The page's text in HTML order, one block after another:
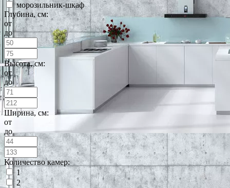
морозильник-шкаф
Глубина, см:
от
до
Высота, см:
от
до
Ширина, см:
от
до
Количество камер:
1
2